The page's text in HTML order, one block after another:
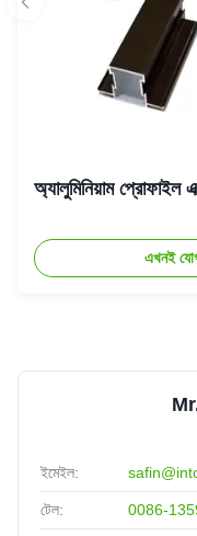
অ্যালুমিনিয়াম প্রোফাইল
এখনই
ইমেইল:
টেল: 0086-